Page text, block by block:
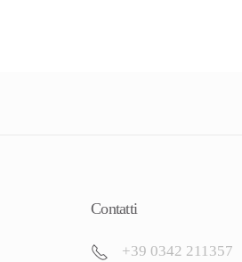
Contatti
+39 0342 211357